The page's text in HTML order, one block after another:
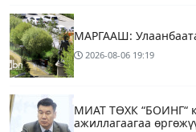
МАРГААШ:
2026-08-06 19:19
МИАТ ТӨХК “БОИНГ“
ажиллагаагаа